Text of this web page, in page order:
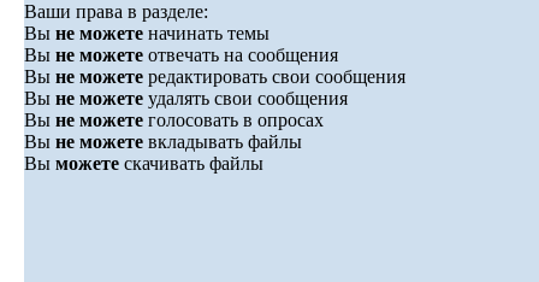
Ваши права в разделе:
Вы не можете начинать темы
Вы не можете отвечать на сообщения
Вы не можете редактировать свои сообщения
Вы не можете удалять свои сообщения
Вы не можете голосовать в опросах
Вы не можете вкладывать файлы
Вы можете скачивать файлы